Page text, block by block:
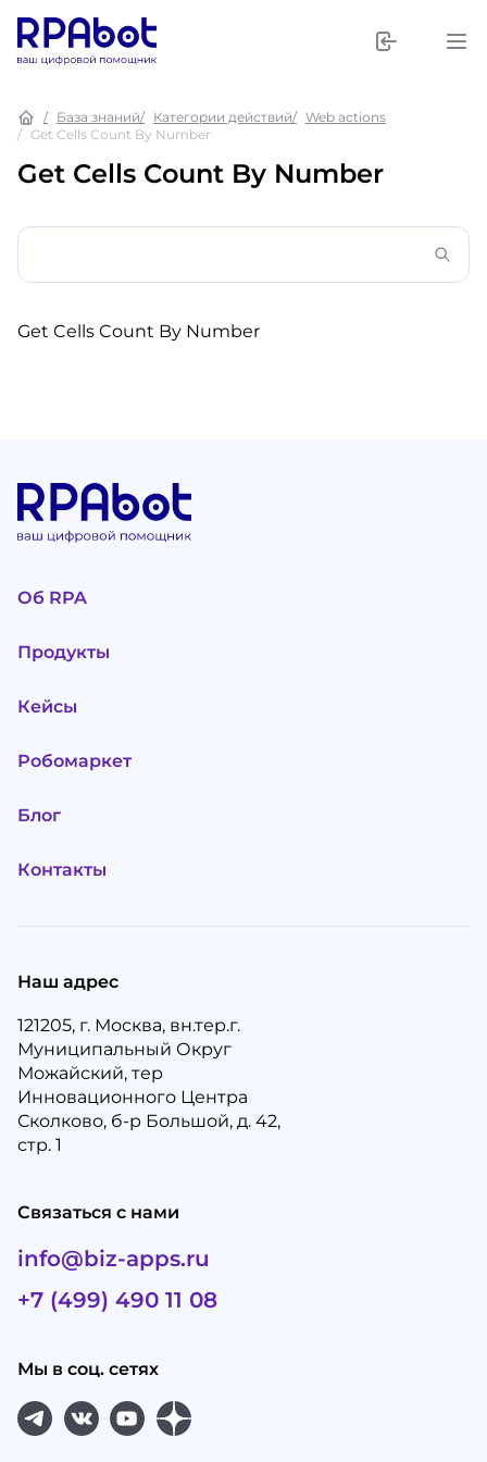
База знаний Категории действий
Web actions
Get Cells Count By Number
Get Cells Count By Number
Get Cells Count By Number
Об RPA
Продукты
Кейсы
Робомаркет
Блог
Контакты
Наш адрес
121205, г. Москва, вн.тер.г.
Муниципальный Округ
Можайский, тер
Инновационного Центра
Сколково, б-р Большой, д. 42,
стр. 1
Связаться с нами
info@biz-apps.ru
+7 (499) 490 11 08
Мы в соц. сетях